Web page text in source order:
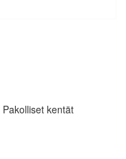
Pakolliset kentät